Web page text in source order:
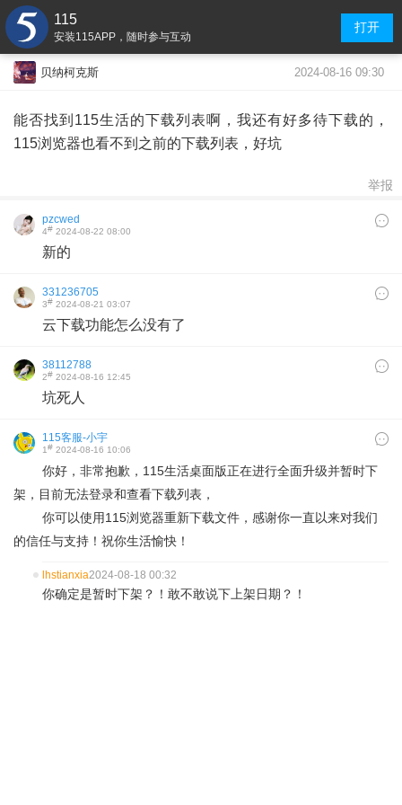
115
安装115APP，随时参与互动
打开
贝纳柯克斯 2024-08-16 09:30
能否找到115生活的下载列表啊，我还有好多待下载的，
115浏览器也看不到之前的下载列表，好坑
举报
pzcwed
4# 2024-08-22 08:00
新的
331236705
3# 2024-08-21 03:07
云下载功能怎么没有了
38112788
2# 2024-08-16 12:45
坑死人
115客服-小宇
1# 2024-08-16 10:06
你好，非常抱歉，115生活桌面版正在进行全面升级并暂时下
架，目前无法登录和查看下载列表，
你可以使用115浏览器重新下载文件，感谢你一直以来对我们
的信任与支持！祝你生活愉快！
lhstianxia2024-08-18 00:32
你确定是暂时下架？！敢不敢说下上架日期？！